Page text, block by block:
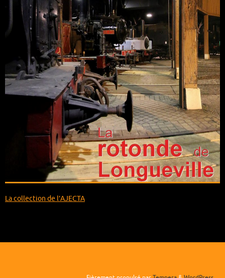
La collection de l’AJECTA